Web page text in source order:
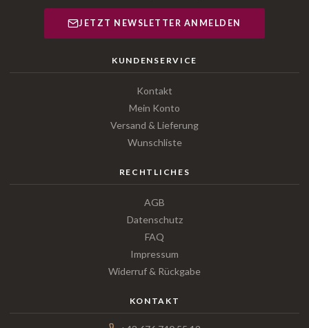
JETZT NEWSLETTER ANMELDEN
KUNDENSERVICE
Kontakt
Mein Konto
Versand & Lieferung
Wunschliste
RECHTLICHES
AGB
Datenschutz
FAQ
Impressum
Widerruf & Rückgabe
KONTAKT